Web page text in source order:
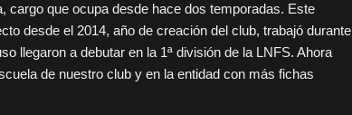
cargo que ocupa desde hace dos temporadas. Este
desde el 2014, año de creación del club, trabajó durante
llegaron a debutar en la 1ª división de la LNFS. Ahora
de nuestro club y en la entidad con más fichas